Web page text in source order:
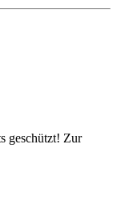
geschützt! Zur